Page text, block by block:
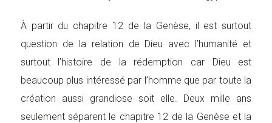
À partir du chapitre 12 de la Genèse, il est surtout
question de la relation de Dieu avec l’humanité et
surtout l’histoire de la rédemption car Dieu est
beaucoup plus intéressé par l’homme que par toute la
création aussi grandiose soit elle. Deux mille ans
seulement séparent le chapitre 12 de la Genèse et la